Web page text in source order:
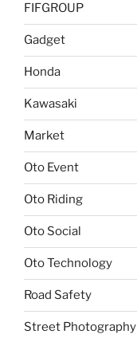
FIFGROUP
Gadget
Honda
Kawasaki
Market
Oto Event
Oto Riding
Oto Social
Oto Technology
Road Safety
Street Photography